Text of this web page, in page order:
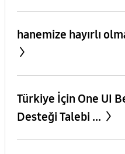
hanemize hayırlı
​Türkiye İçin One UI
Desteği Talebi ...